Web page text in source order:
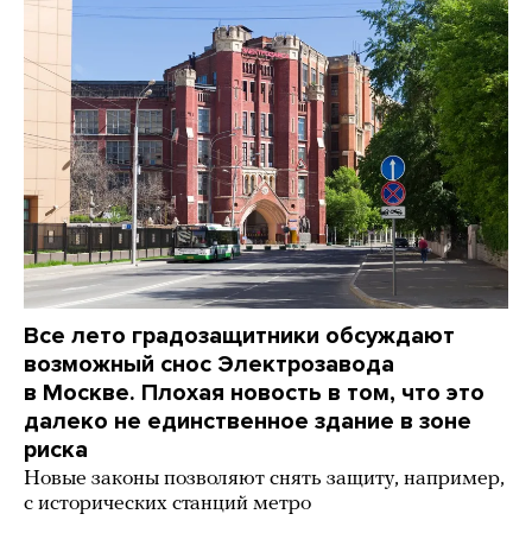
Все лето градозащитники обсуждают
возможный снос Электрозавода
в Москве. Плохая новость в том, что это
далеко не единственное здание в зоне
риска
Новые законы позволяют снять защиту, например,
с исторических станций метро